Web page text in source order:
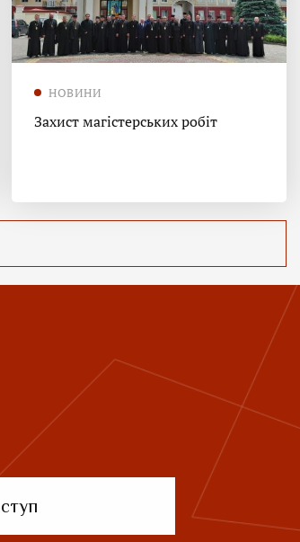
НОВИНИ
Захист магістерських робіт